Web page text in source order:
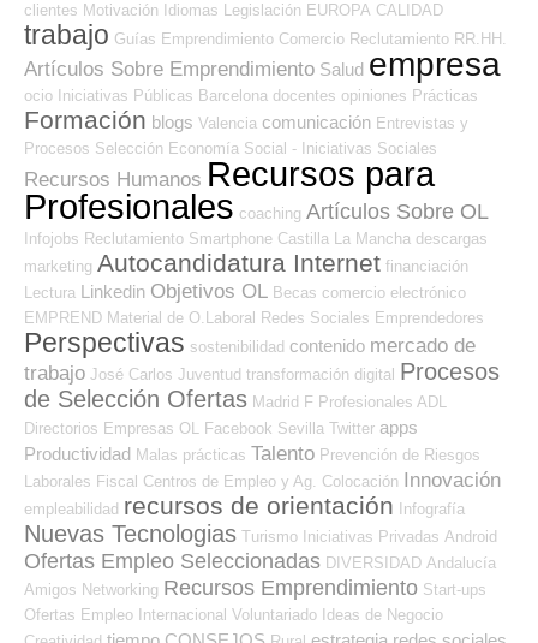
clientes Motivación Idiomas Legislación EUROPA CALIDAD
trabajo Guías Emprendimiento Comercio Reclutamiento RR.HH.
Artículos Sobre Emprendimiento Salud empresa
ocio Iniciativas Públicas Barcelona docentes opiniones Prácticas
Formación blogs Valencia comunicación Entrevistas y
Procesos Selección Economía Social - Iniciativas Sociales
Recursos Humanos Recursos para
Profesionales coaching Artículos Sobre OL
Infojobs Reclutamiento Smartphone Castilla La Mancha descargas
marketing Autocandidatura Internet financiación
Lectura Linkedin Objetivos OL Becas comercio electrónico
EMPREND Material de O.Laboral Redes Sociales Emprendedores
Perspectivas sostenibilidad contenido mercado de
trabajo José Carlos Juventud transformación digital Procesos
de Selección Ofertas Madrid F Profesionales ADL
Directorios Empresas OL Facebook Sevilla Twitter apps
Productividad Malas prácticas Talento Prevención de Riesgos
Laborales Fiscal Centros de Empleo y Ag. Colocación Innovación
empleabilidad recursos de orientación Infografía
Nuevas Tecnologias Turismo Iniciativas Privadas Android
Ofertas Empleo Seleccionadas DIVERSIDAD Andalucía
Amigos Networking Recursos Emprendimiento Start-ups
Ofertas Empleo Internacional Voluntariado Ideas de Negocio